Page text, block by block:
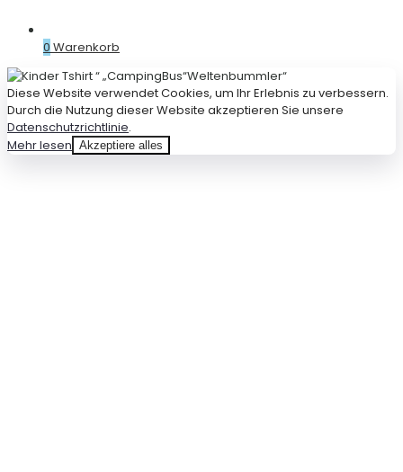
0 Warenkorb
Diese Website verwendet Cookies, um Ihr Erlebnis zu verbessern.
Durch die Nutzung dieser Website akzeptieren Sie unsere
Datenschutzrichtlinie.
Mehr lesen Akzeptiere alles